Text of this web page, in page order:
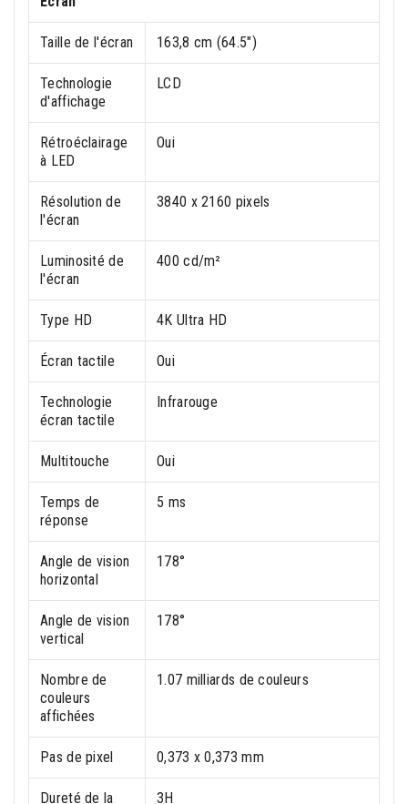
Taille de l'écran 163,8 cm (64.5")
Technologie
d'affichage
LCD
Rétroéclairage
à LED
Oui
Résolution de
l'écran
3840 x 2160 pixels
Luminosité de
l'écran
400 cd/m²
Type HD 4K Ultra HD
Écran tactile Oui
Technologie
écran tactile
Infrarouge
Multitouche Oui
Temps de
réponse
5 ms
Angle de vision
horizontal
178°
Angle de vision
vertical
178°
Nombre de
couleurs
affichées
1.07 milliards de couleurs
Pas de pixel 0,373 x 0,373 mm
Dureté de la 3H